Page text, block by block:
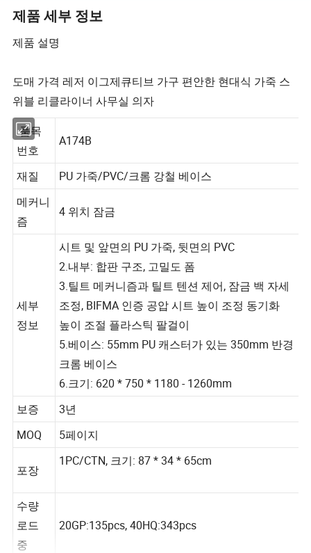
제품 세부 정보
제품 설명
도매 가격 레저 이그제큐티브 가구 편안한 현대식 가죽 스
위블 리클라이너 사무실 의자
품목
번호
재질
PU 가죽/PVC/크롬 강철 베이스
메커니
즘
세부
시트 및 앞면의 PU 가죽, 뒷면의 PVC
2.내부: 합판 구조, 고밀도 폼
3.틸트 메커니즘과 틸트 텐션 제어, 잠금 백 자세
조정, BIFMA 인증 공압 시트 높이 조정 동기화
높이 조절 플라스틱 팔걸이
5.베이스: 55mm PU 캐스터가 있는 350mm 반경
크롬 베이스
6.크기: 620 * 750 * 1180 - 1260mm
보증
3년
MOQ 5페이지
포장
수량
로드